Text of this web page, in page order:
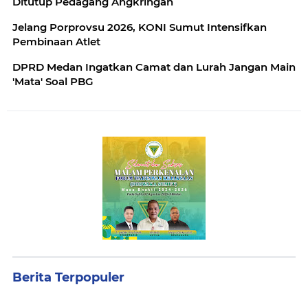
Jelang Porprovsu 2026, KONI Sumut Intensifkan
Pembinaan Atlet
DPRD Medan Ingatkan Camat dan Lurah Jangan Main
'Mata' Soal PBG
Berita Terpopuler